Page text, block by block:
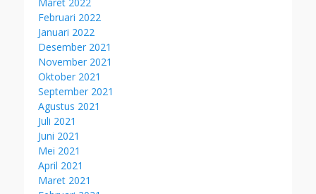
Februari 2022
Januari 2022
Desember 2021
November 2021
Oktober 2021
September 2021
Agustus 2021
Juli 2021
Juni 2021
Mei 2021
April 2021
Maret 2021